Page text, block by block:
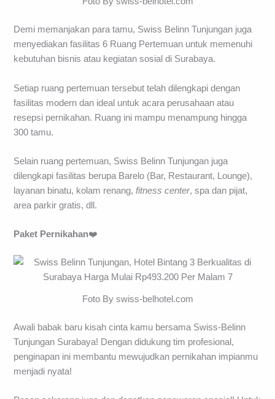
Demi memanjakan para tamu, Swiss Belinn Tunjungan juga
menyediakan fasilitas 6 Ruang Pertemuan untuk memenuhi
kebutuhan bisnis atau kegiatan sosial di Surabaya.
Setiap ruang pertemuan tersebut telah dilengkapi dengan
fasilitas modern dan ideal untuk acara perusahaan atau
resepsi pernikahan. Ruang ini mampu menampung hingga
300 tamu.
Selain ruang pertemuan, Swiss Belinn Tunjungan juga
dilengkapi fasilitas berupa Barelo (Bar, Restaurant, Lounge),
layanan binatu, kolam renang,fitness center, spa dan pijat,
area parkir gratis, dll.
Paket Pernikahan❤️
Foto By swiss-belhotel.com
Awali babak baru kisah cinta kamu bersama Swiss-Belinn
Tunjungan Surabaya! Dengan didukung tim profesional,
penginapan ini membantu mewujudkan pernikahan impianmu
menjadi nyata!